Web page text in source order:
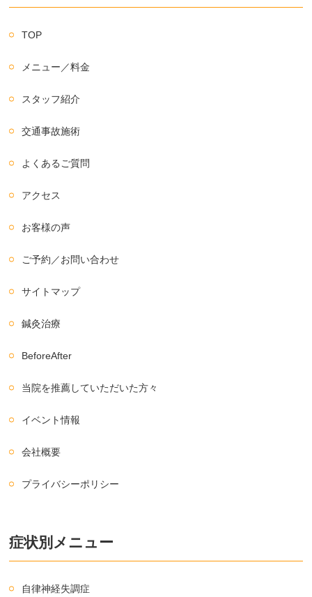
TOP
メニュー／料金
スタッフ紹介
交通事故施術
よくあるご質問
アクセス
お客様の声
ご予約／お問い合わせ
サイトマップ
鍼灸治療
BeforeAfter
当院を推薦していただいた方々
イベント情報
会社概要
プライバシーポリシー
症状別メニュー
自律神経失調症